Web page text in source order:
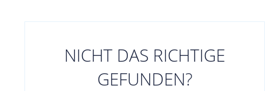
NICHT DAS RICHTIGE
GEFUNDEN?